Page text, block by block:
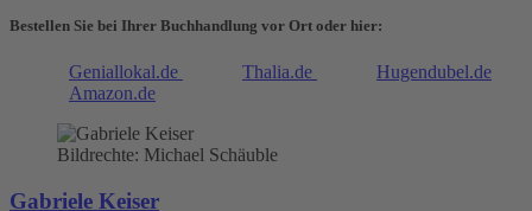
Bestellen Sie bei Ihrer Buchhandlung vor Ort oder hier:
Geniallokal.de Thalia.de
Hugendubel.de
Amazon.de
Bildrechte: Michael Schäuble
Gabriele Keiser